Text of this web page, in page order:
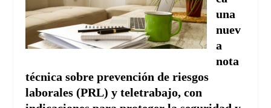
una
nuev
a
nota
técnica sobre prevención de riesgos
laborales (PRL) y teletrabajo, con